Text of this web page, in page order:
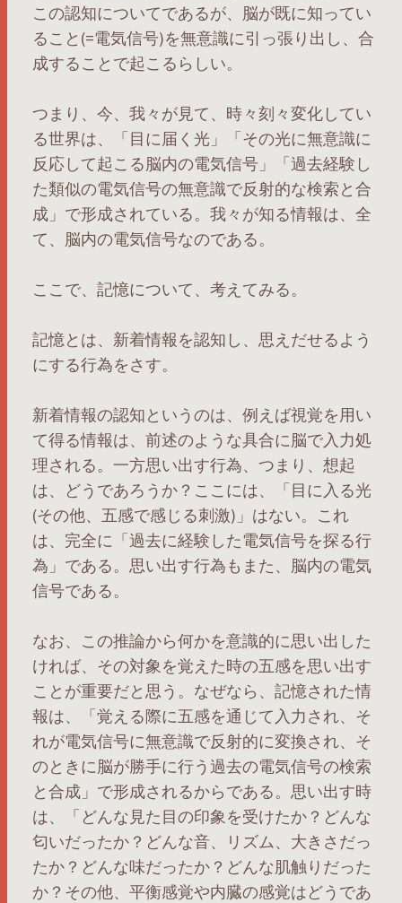
この認知についてであるが、脳が既に知ってい
ること(=電気信号)を無意識に引っ張り出し、合
成することで起こるらしい。
つまり、今、我々が見て、時々刻々変化してい
る世界は、「目に届く光」「その光に無意識に
反応して起こる脳内の電気信号」「過去経験し
た類似の電気信号の無意識で反射的な検索と合
成」で形成されている。我々が知る情報は、全
て、脳内の電気信号なのである。
ここで、記憶について、考えてみる。
記憶とは、新着情報を認知し、思えだせるよう
にする行為をさす。
新着情報の認知というのは、例えば視覚を用い
て得る情報は、前述のような具合に脳で入力処
理される。一方思い出す行為、つまり、想起
は、どうであろうか？ここには、「目に入る光
(その他、五感で感じる刺激)」はない。これ
は、完全に「過去に経験した電気信号を探る行
為」である。思い出す行為もまた、脳内の電気
信号である。
なお、この推論から何かを意識的に思い出した
ければ、その対象を覚えた時の五感を思い出す
ことが重要だと思う。なぜなら、記憶された情
報は、「覚える際に五感を通じて入力され、そ
れが電気信号に無意識で反射的に変換され、そ
のときに脳が勝手に行う過去の電気信号の検索
と合成」で形成されるからである。思い出す時
は、「どんな見た目の印象を受けたか？どんな
匂いだったか？どんな音、リズム、大きさだっ
たか？どんな味だったか？どんな肌触りだった
か？その他、平衡感覚や内臓の感覚はどうであ